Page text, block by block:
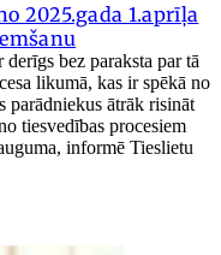
2025.gada 1.aprīļa
bez paraksta par tā
likumā, kas ir spēkā no
parādniekus ātrāk risināt
tiesvedības procesiem
informē Tieslietu